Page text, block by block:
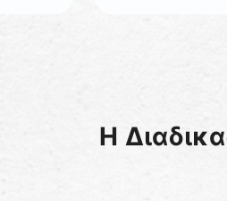
Η